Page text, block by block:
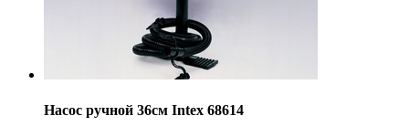
Насос ручной 36см Intex 68614